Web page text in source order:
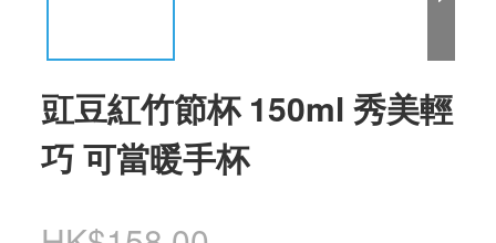
豇豆紅竹節杯 150ml 秀美輕
巧 可當暖手杯